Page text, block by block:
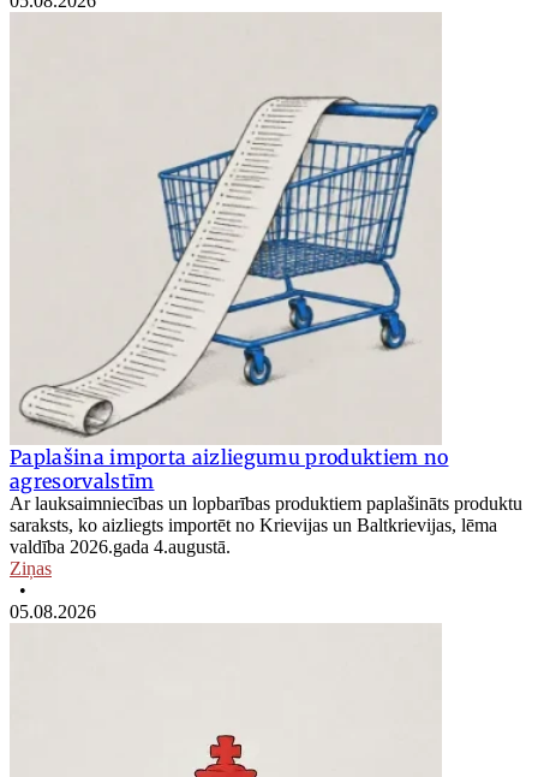
Paplašina importa aizliegumu produktiem no
agresorvalstīm
Ar lauksaimniecības un lopbarības produktiem paplašināts produktu
saraksts, ko aizliegts importēt no Krievijas un Baltkrievijas, lēma
valdība 2026.gada 4.augustā.
Ziņas
•
05.08.2026